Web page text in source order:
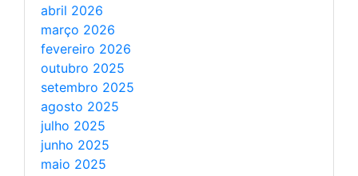
abril 2026
março 2026
fevereiro 2026
outubro 2025
setembro 2025
agosto 2025
julho 2025
junho 2025
maio 2025